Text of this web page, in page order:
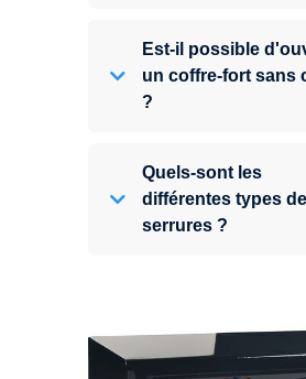
Est-il possible
un coffre-fort sans
?
Quels-sont les
différentes types de
serrures ?